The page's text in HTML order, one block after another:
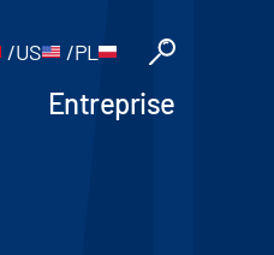
/US /PL
Entreprise